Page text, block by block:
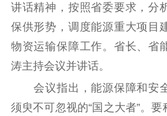
社科强省 工作通知
江苏文脉
主题宣传 对外宣传
记者之家
讲话精神，按照省委要求，分
保供形势，调度能源重大项目
物资运输保障工作。省长、省
涛主持会议并讲话。
会议指出，能源保障和安
须臾不可忽视的“国之大者”。